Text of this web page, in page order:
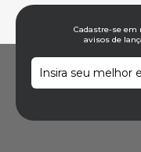
Cadastre-se em
avisos de